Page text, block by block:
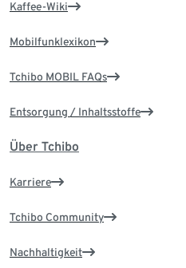
Kaffee-Wiki
Mobilfunklexikon
Tchibo MOBIL FAQs
Entsorgung / Inhaltsstoffe
Über Tchibo
Karriere
Tchibo Community
Nachhaltigkeit